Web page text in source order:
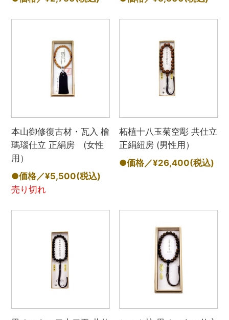
本山御修復古材・瓦入 檜
瑪瑙仕立 正絹房 (女性
用）
●価格／¥5,500(税込)
売り切れ
柘植十八玉菊空彫 共仕立
正絹紐房 (男性用）
●価格／¥26,400(税込)